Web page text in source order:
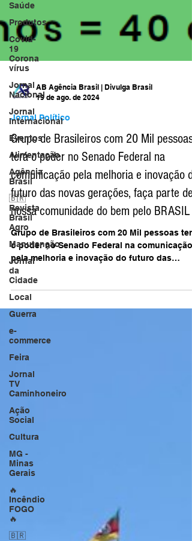
Saúde
Produtos
Covid-
19
Corona
vírus
Jornal
Nacional
Jornal
Internacional
Eventos
Alimentação
Agência
Brasil
🇧🇷
Revista
Brasil
Agro
Manutenção
Jornal
da
Cidade
Local
Guerra
e-
commerce
Feira
Jornal
TV
Caminhoneiro
Ação
Social
Cultura
MG -
Minas
Gerais
🔥
Incêndio
FOGO
🔥
🇧🇷
19 de ago. de 2024
Jornal Político
Grupo de Brasileiros com 20 Mil pessoas
terá o poder no Senado Federal na
comunicação pela melhoria e inovação do
futuro das novas gerações, faça parte de
nossa comunidade do bem pelo BRASIL
Grupo de Brasileiros com 20 Mil pessoas terá
o poder no Senado Federal na comunicação
pela melhoria e inovação do futuro das
novas...